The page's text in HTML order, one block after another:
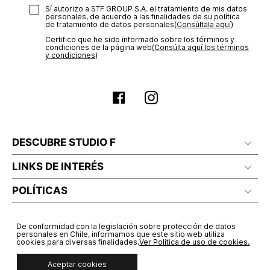
Sí autorizo a STF GROUP S.A. el tratamiento de mis datos
personales, de acuerdo a las finalidades de su política
de tratamiento de datos personales‎(Consúltala aquí)
Certifico que he sido informado sobre los términos y
condiciones de la página web‎(Consúlta aquí los términos
y condiciones)
DESCUBRE STUDIO F
LINKS DE INTERÉS
POLÍTICAS
De conformidad con la legislación sobre protección de datos
personales en Chile, informamos que este sitio web utiliza
cookies para diversas finalidades.Ver Política de uso de cookies.
Aceptar cookies